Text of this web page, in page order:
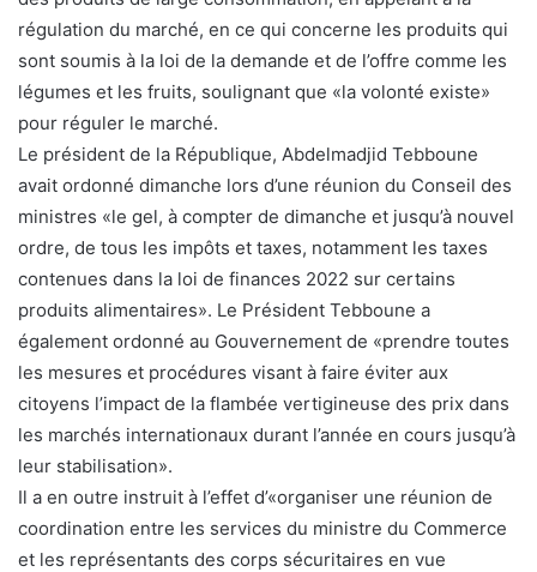
régulation du marché, en ce qui concerne les produits qui
sont soumis à la loi de la demande et de l’offre comme les
légumes et les fruits, soulignant que «la volonté existe»
pour réguler le marché.
Le président de la République, Abdelmadjid Tebboune
avait ordonné dimanche lors d’une réunion du Conseil des
ministres «le gel, à compter de dimanche et jusqu’à nouvel
ordre, de tous les impôts et taxes, notamment les taxes
contenues dans la loi de finances 2022 sur certains
produits alimentaires». Le Président Tebboune a
également ordonné au Gouvernement de «prendre toutes
les mesures et procédures visant à faire éviter aux
citoyens l’impact de la flambée vertigineuse des prix dans
les marchés internationaux durant l’année en cours jusqu’à
leur stabilisation».
Il a en outre instruit à l’effet d’«organiser une réunion de
coordination entre les services du ministre du Commerce
et les représentants des corps sécuritaires en vue